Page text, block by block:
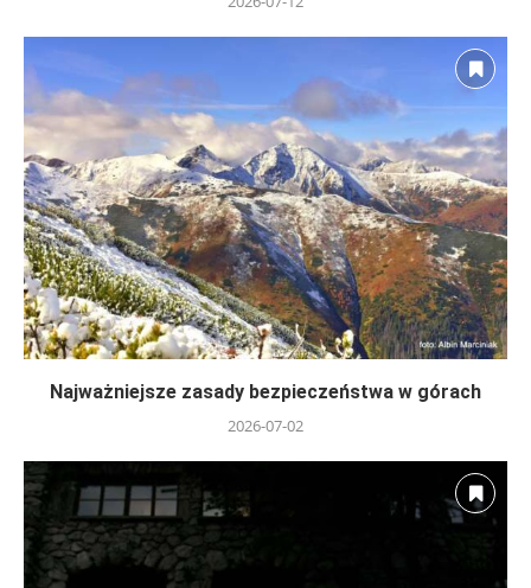
Najważniejsze zasady bezpieczeństwa w górach
2026-07-02